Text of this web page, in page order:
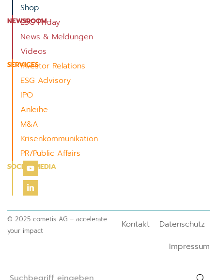
Shop
NEWSROOM
ESG Friday
News & Meldungen
Videos
SERVICES
Investor Relations
ESG Advisory
IPO
Anleihe
M&A
Krisenkommunikation
PR/Public Affairs
SOCIAL MEDIA
© 2025 cometis AG – accelerate
your impact
Kontakt
Datenschutz
Impressum